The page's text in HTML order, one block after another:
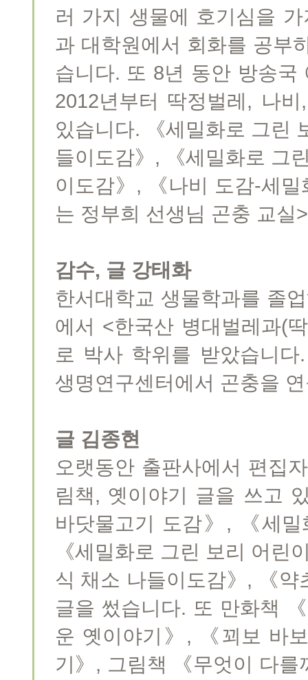
러 가지 생물에 호기심을
과 대학원에서 회화를 공부
습니다. 또 8년 동안 방송국
2012년부터 딱정벌레, 나
있습니다. 《세밀화로 그린
들이도감》, 《세밀화로 그
이도감》, 《나비 도감-세
는 정부희 선생님 곤충 교실
감수, 글 강태화
한서대학교 생물학과를 졸
에서 <한국산 병대벌레과(
로 박사 학위를 받았습니
생명연구센터에서 곤충을
글 김종현
오랫동안 출판사에서 편집
림책, 옛이야기 글을 쓰고
바닷물고기 도감》, 《세
《세밀화로 그린 보리 어린
식 채소 나들이도감》, 《
글을 썼습니다. 또 만화책
운 옛이야기》, 《꾀보 바
기》, 그림책 《무엇이 다